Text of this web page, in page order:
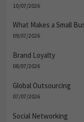
10/07/2026
What Makes a Small
09/07/2026
Brand Loyalty
08/07/2026
Global Outsourcing
07/07/2026
Social Networking